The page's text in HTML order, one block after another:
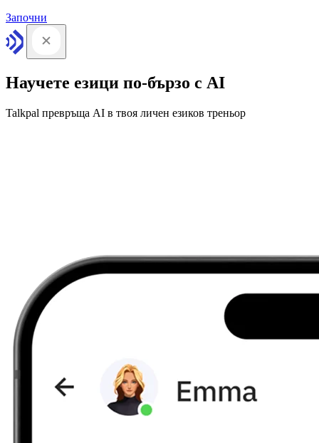
Започни
Научете езици по-бързо с AI
Talkpal превръща AI в твоя личен езиков треньор